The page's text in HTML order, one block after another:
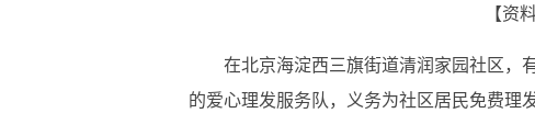
【资
在北京海淀西三旗街道清润家园社区，
的爱心理发服务队，义务为社区居民免费理